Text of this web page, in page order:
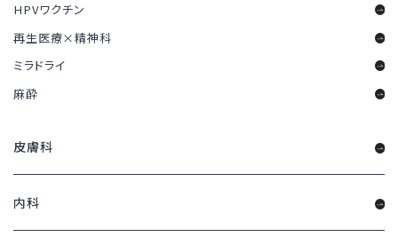
HPVワクチン
再生医療×精神科
ミラドライ
麻酔
皮膚科
内科